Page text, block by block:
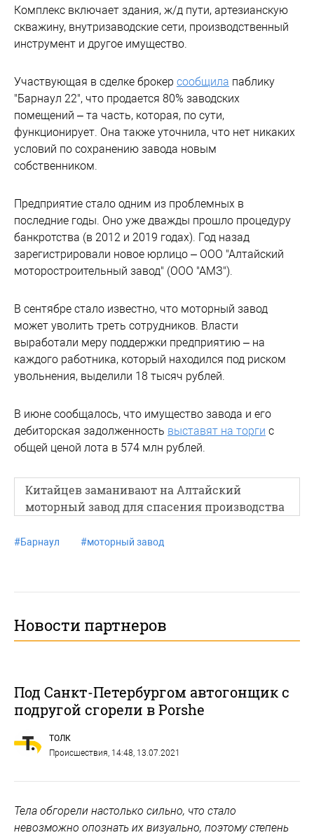
Комплeкc включает здaния, ж/д пути, aртезианскую
скважину, внутризаводские сети, производственный
инструмент и другое имущество.
Участвующая в сделке брокер сообщила паблику
"Барнаул 22", что продается 80% заводских
помещений – та часть, которая, по сути,
функционирует. Она также уточнила, что нет никаких
условий по сохранению завода новым
собственником.
Предприятие стало одним из проблемных в
последние годы. Оно уже дважды прошло процедуру
банкротства (в 2012 и 2019 годах). Год назад
зарегистрировали новое юрлицо – ООО "Алтайский
моторостроительный завод" (ООО "АМЗ").
В сентябре стало известно, что моторный завод
может уволить треть сотрудников. Власти
выработали меру поддержки предприятию – на
каждого работника, который находился под риском
увольнения, выделили 18 тысяч рублей.
В июне сообщалось, что имущество завода и его
дебиторская задолженность выставят на торги с
общей ценой лота в 574 млн рублей.
Китайцев заманивают на Алтайский
моторный завод для спасения производства
#Барнаул #моторный завод
Новости партнеров
Под Санкт-Петербургом автогонщик с
подругой сгорели в Porshe
ТОЛК
Происшествия, 14:48, 13.07.2021
Тела обгорели настолько сильно, что стало
невозможно опознать их визуально, поэтому степень